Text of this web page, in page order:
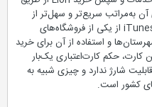
سریع‌تر و سهل‌تر از
روش قبل است، خرید یک کارت هدیه iTunes از یکی از فروشگاه‌های
و استفاده از آن برای خرید
حکم کارت‌اعتباری یک‌بار
شارژ ندارد و چیزی شبیه به
کشور است.